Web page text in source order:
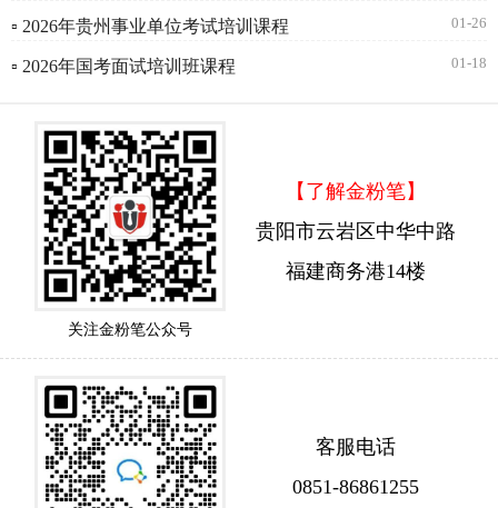
▫ 2026年贵州事业单位考试培训课程 01-26
▫ 2026年国考面试培训班课程 01-18
关注金粉笔公众号
【了解金粉笔】
贵阳市云岩区中华中路
福建商务港14楼
客服电话
0851-86861255